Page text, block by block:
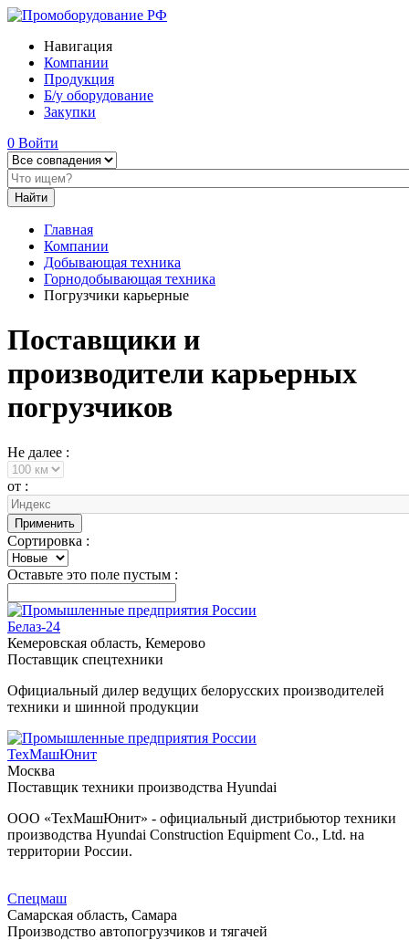
Навигация
Компании
Продукция
Б/у оборудование
Закупки
0 Войти
Главная
Компании
Добывающая техника
Горнодобывающая техника
Погрузчики карьерные
Поставщики и
производители карьерных
погрузчиков
Не далее :
от :
Сортировка :
Оставьте это поле пустым :
Белаз-24
Кемеровская область, Кемерово
Поставщик спецтехники
Официальный дилер ведущих белорусских производителей
техники и шинной продукции
ТехМашЮнит
Москва
Поставщик техники производства Hyundai
ООО «ТехМашЮнит» - официальный дистрибьютор техники
производства Hyundai Construction Equipment Co., Ltd. на
территории России.
Спецмаш
Самарская область, Самара
Производство автопогрузчиков и тягачей